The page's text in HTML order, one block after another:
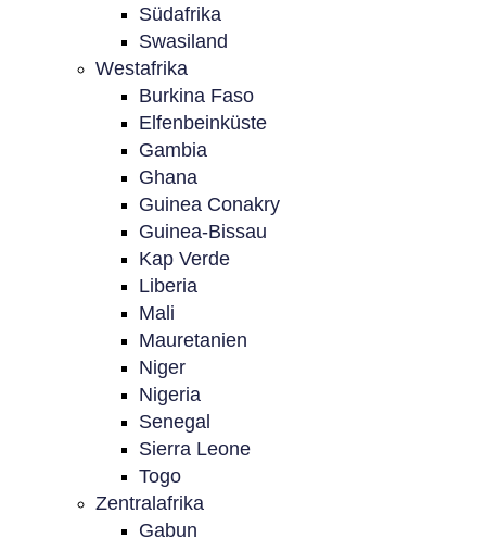
Südafrika
Swasiland
Westafrika
Burkina Faso
Elfenbeinküste
Gambia
Ghana
Guinea Conakry
Guinea-Bissau
Kap Verde
Liberia
Mali
Mauretanien
Niger
Nigeria
Senegal
Sierra Leone
Togo
Zentralafrika
Gabun